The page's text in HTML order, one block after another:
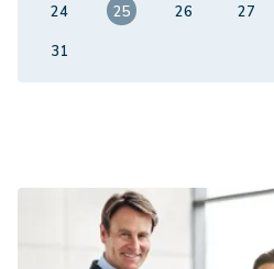
24
25 26 27
31